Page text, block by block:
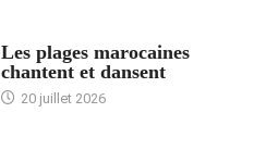
Les plages marocaines
chantent et dansent
20 juillet 2026